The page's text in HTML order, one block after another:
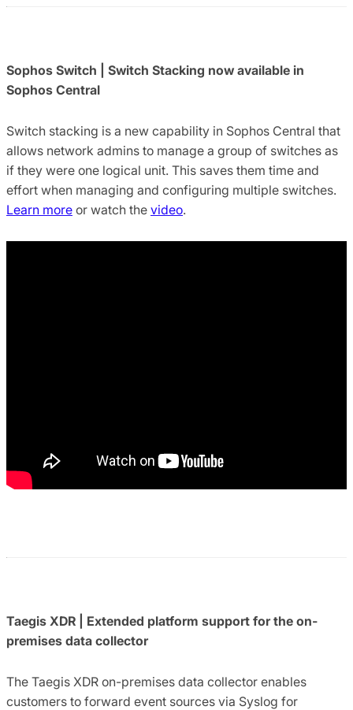
Sophos Switch | Switch Stacking now available in
Sophos Central
Switch stacking is a new capability in Sophos Central that
allows network admins to manage a group of switches as
if they were one logical unit. This saves them time and
effort when managing and configuring multiple switches.
Learn more or watch the video.
Taegis XDR | Extended platform support for the on-
premises data collector
The Taegis XDR on-premises data collector enables
customers to forward event sources via Syslog for